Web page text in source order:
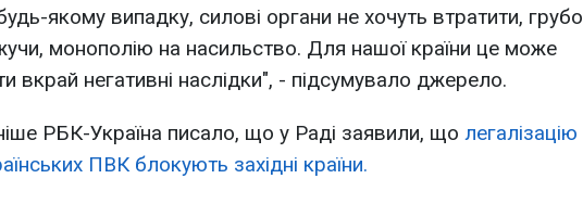
якому випадку, силові органи не хочуть втратити, грубо
монополію на насильство. Для нашої країни це може
вкрай негативні наслідки", - підсумувало джерело.
РБК-Україна писало, що у Раді заявили, що легалізацію
ПВК блокують західні країни.